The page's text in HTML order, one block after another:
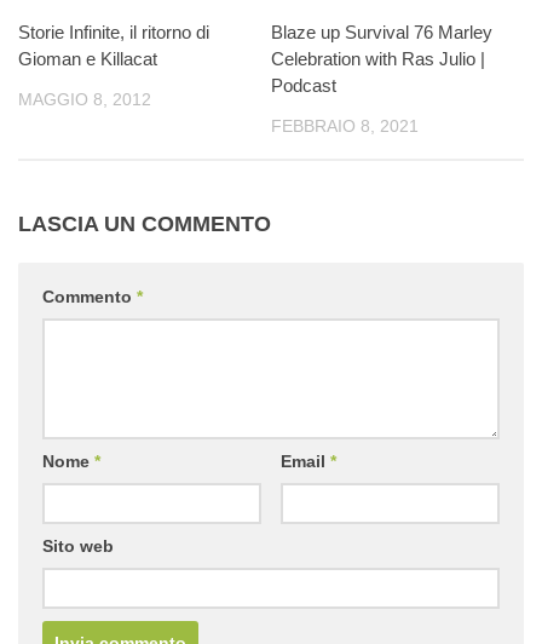
Storie Infinite, il ritorno di
Gioman e Killacat
MAGGIO 8, 2012
Blaze up Survival 76 Marley
Celebration with Ras Julio |
Podcast
FEBBRAIO 8, 2021
LASCIA UN COMMENTO
Commento *
Nome * Email *
Sito web